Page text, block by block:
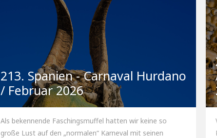
213. Spanien - Carnaval Hurdano
/ Februar 2026
Als bekennende Faschingsmuffel hatten wir keine so
große Lust auf den „normalen“ Karneval mit seinen